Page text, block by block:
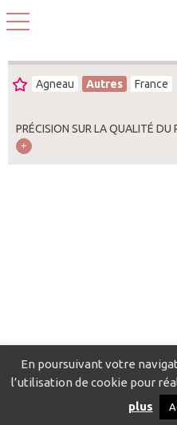
Agneau Autres France
PRÉCISION SUR LA QUALITÉ DU
Catalogue pour localiser les
Politique de
En poursuivant votre
l’utilisation de cookie pour
plus